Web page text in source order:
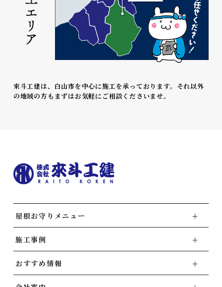
來斗工建は、白山市を中心に施工を承っております。それ以外
の地域の方もまずはお気軽にご相談くださいませ。
屋根お守りメニュー
施工事例
おすすめ情報